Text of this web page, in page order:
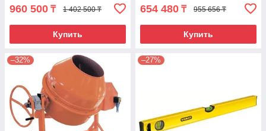
960 500 ₸ 1 402 500 ₸
Купить
654 480 ₸ 955 656 ₸
Купить
–32% –27%